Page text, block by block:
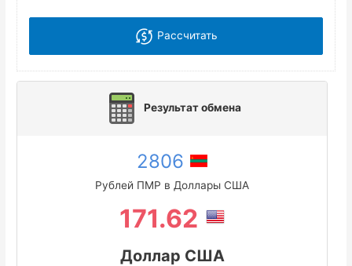
Рассчитать
Результат обмена
2806
Рублей ПМР в Доллары США
171.62
Доллар США